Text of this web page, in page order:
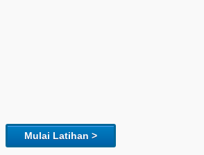
Mulai Latihan >